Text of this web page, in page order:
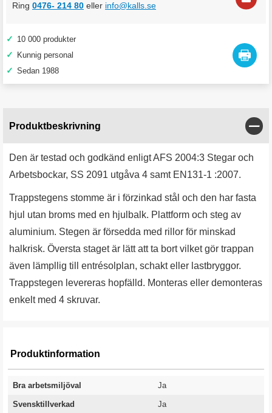
Ring 0476- 214 80 eller info@kalls.se
✓ 10 000 produkter
✓ Kunnig personal
✓ Sedan 1988
Produktbeskrivning
Den är testad och godkänd enligt AFS 2004:3 Stegar och
Arbetsbockar, SS 2091 utgåva 4 samt EN131-1 :2007.
Trappstegens stomme är i förzinkad stål och den har fasta
hjul utan broms med en hjulbalk. Plattform och steg av
aluminium. Stegen är försedda med rillor för minskad
halkrisk. Översta staget är lätt att ta bort vilket gör trappan
även lämpllig till entrésolplan, schakt eller lastbryggor.
Trappstegen levereras hopfälld. Monteras eller demonteras
enkelt med 4 skruvar.
Produktinformation
Bra arbetsmiljöval Ja
Svensktillverkad Ja